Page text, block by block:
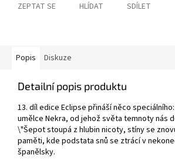
ZEPTAT SE HLÍDAT SDÍLET
Popis Diskuze
Detailní popis produktu
13. díl edice Eclipse přináší něco
umělce Nekra, od jehož světa temnoty nás
\"Šepot stoupá z hlubin nicoty, stíny se
paměti, kde podstata snů se ztrácí v
španělsky.